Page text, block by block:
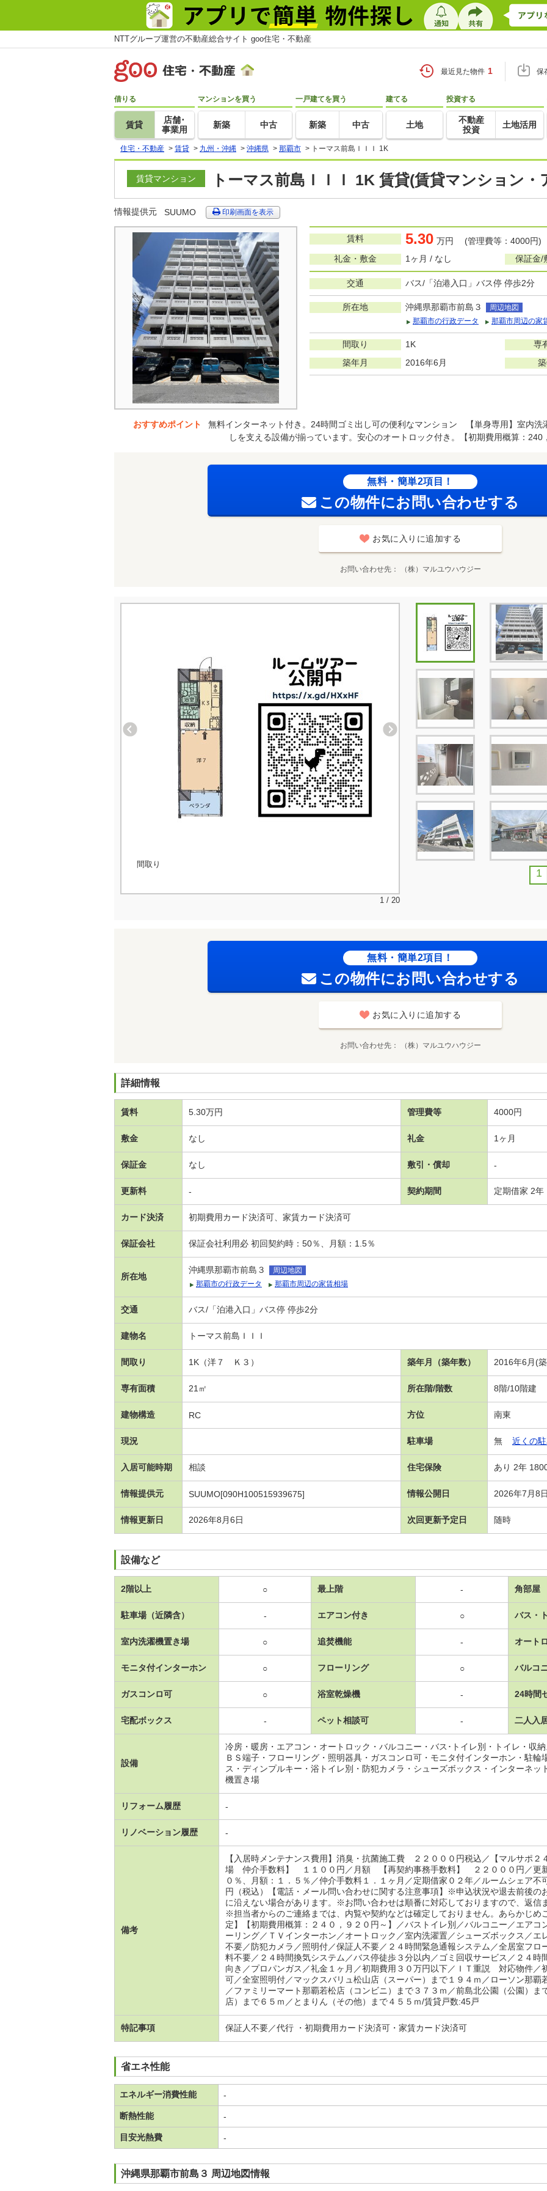
NTTグループ運営の不動産総合サイト goo住宅・不動産
最近見た物件 1 保
借りる
賃貸
店舗･
事業用
マンションを買う
新築 中古
一戸建てを買う
新築 中古
建てる
土地
投資する
不動産
投資
土地活用
住宅・不動産 > 賃貸 > 九州・沖縄 > 沖縄県 > 那覇市 > トーマス前島ＩＩＩ 1K
賃貸マンション トーマス前島ＩＩＩ 1K 賃貸(賃貸マンション・
情報提供元 SUUMO 印刷画面を表示
賃料 5.30 万円 (管理費等：4000円)
礼金・敷金
1ヶ月 / なし 保証金/
交通 バス/「泊港入口」バス停 停歩2分
所在地 沖縄県那覇市前島３
周辺地図
那覇市の行政データ
那覇市周辺の家
間取り 1K 専
築年月 2016年6月
おすすめポイント
無料インターネット付き。24時間ゴミ出し可の便利なマンション 【単身専用】室内洗
しを支える設備が揃っています。安心のオートロック付き。【初期費用概算：240
無料・簡単2項目！
この物件にお問い合わせする
お気に入りに追加する
お問い合わせ先 （株）マルユウハウジー
間取り
1 / 20
1
無料・簡単2項目！
この物件にお問い合わせする
お気に入りに追加する
お問い合わせ先 （株）マルユウハウジー
詳細情報
賃料 5.30万円 管理費等 4000円
敷金 なし 礼金 1ヶ月
保証金 なし 敷引・償却 -
更新料 - 契約期間 定期借家 2年
カード決済 初期費用カード決済可、家賃カード決済可
保証会社 保証会社利用必 初回契約時：50％、月額：1.5％
所在地
沖縄県那覇市前島３
周辺地図
那覇市の行政データ
那覇市周辺の家賃相場
交通 バス/「泊港入口」バス停 停歩2分
建物名 トーマス前島ＩＩＩ
間取り 1K（洋７ Ｋ３） 築年月（築年数） 2016年6月(
専有面積 21㎡ 所在階/階数 8階/10階建
建物構造 RC 方位 南東
現況 駐車場 無 近くの
入居可能時期 相談 住宅保険 あり 2年
情報提供元 SUUMO[090H100515939675] 情報公開日 2026年7月8日
情報更新日 2026年8月6日 次回更新予定日 随時
設備など
2階以上 ○ 最上階 - 角部屋
駐車場（近隣含） - エアコン付き ○ バス・
室内洗濯機置き場 ○ 追焚機能 - オート
モニタ付インターホン ○ フローリング ○ バルコ
ガスコンロ可 ○ 浴室乾燥機 - 24時間
宅配ボックス - ペット相談可 - 二人入
設備
冷房・暖房・エアコン・オートロック・バルコニー・バス･トイレ別・トイレ・収
ＢＳ端子・フローリング・照明器具・ガスコンロ可・モニタ付インターホン・駐
ス・ディンプルキー・浴トイレ別・防犯カメラ・シューズボックス・インターネッ
機置き場
リフォーム履歴 -
リノベーション履歴 -
備考
【入居時メンテナンス費用】消臭・抗菌施工費 ２２０００円税込／【マルサポ
場 仲介手数料】 １１００円／月額 【再契約事務手数料】 ２２０００円／更新
０％、月額：１．５％／仲介手数料１．１ヶ月／定期借家０２年／ルームシェア
円（税込）【電話・メール問い合わせに関する注意事項】※申込状況や退去前後の
に沿えない場合があります。※お問い合わせは順番に対応しておりますので、返信
※担当者からのご連絡までは、内覧や契約などは確定しておりません。あらかじめ
定】【初期費用概算：２４０，９２０円～】／バストイレ別／バルコニー／エアコ
ーリング／ＴＶインターホン／オートロック／室内洗濯置／シューズボックス／エ
不要／防犯カメラ／照明付／保証人不要／２４時間緊急通報システム／全居室フロ
料不要／２４時間換気システム／バス停徒歩３分以内／ゴミ回収サービス／２４時
向き／プロパンガス／礼金１ヶ月／初期費用３０万円以下／ＩＴ重説 対応物件／
可／全室照明付／マックスバリュ松山店（スーパー）まで１９４ｍ／ローソン那覇
／ファミリーマート那覇若松店（コンビニ）まで３７３ｍ／前島北公園（公園）ま
店）まで６５ｍ／とまりん（その他）まで４５５ｍ/賃貸戸数:45戸
特記事項 保証人不要／代行 ・初期費用カード決済可・家賃カード決済可
省エネ性能
エネルギー消費性能 -
断熱性能 -
目安光熱費 -
沖縄県那覇市前島３ 周辺地図情報